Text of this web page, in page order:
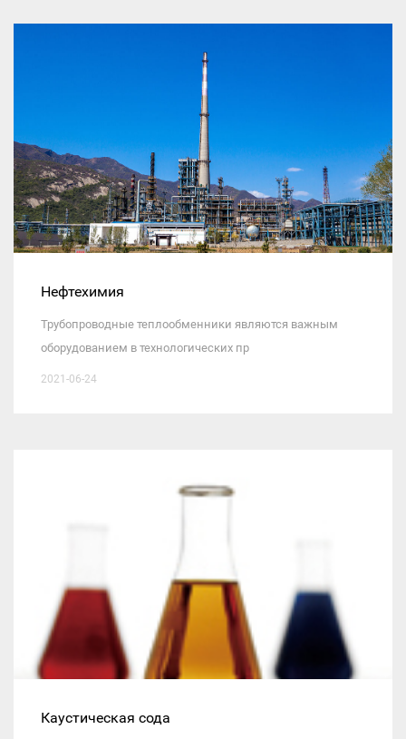
Нефтехимия
Трубопроводные теплообменники являются важным
оборудованием в технологических пр
2021-06-24
Каустическая сода